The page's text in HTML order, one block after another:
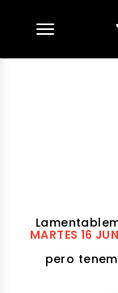
desplegar
MARTES 16
pero